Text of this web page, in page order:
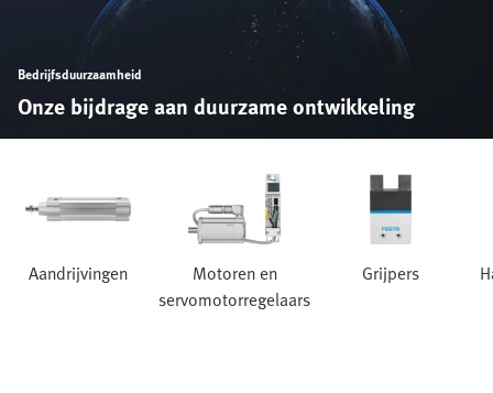
Bedrijfsduurzaamheid
Onze bijdrage aan duurzame ontwikkeling
Aandrijvingen
Motoren en
servomotorregelaars
Grijpers